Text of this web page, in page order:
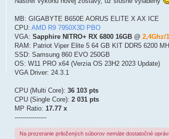
s
e
v
o
k
MB: GIGABYTE B650E AORUS ELITE X AX ICE
CPU: AMD R9 7950X3D PBO
VGA: Sapphire NITRO+ RX 6800 16GB @ 2,4Ghz/
RAM: Patriot Viper Elite 5 64 GB KIT DDR5 6200
SSD: Samsung 860 EVO 250GB
OS: W11 PRO x64 (Verzia OS 23H2 2023 Update)
VGA Driver: 24.3.1
CPU (Multi Core): 36 103 pts
CPU (Single Core): 2 031 pts
MP Ratio: 17.77 x
----------------
Na prezeranie priložených súborov nemáte dostatočné